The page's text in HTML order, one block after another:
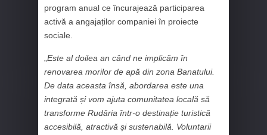
program anual ce încurajează participarea
activă a angajaților companiei în proiecte
sociale.
„Este al doilea an când ne implicăm în
renovarea morilor de apă din zona Banatului.
De data aceasta însă, abordarea este una
integrată și vom ajuta comunitatea locală să
transforme Rudăria într-o destinație turistică
accesibilă, atractivă și sustenabilă. Voluntarii